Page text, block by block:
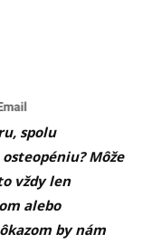
spolu
Môže
vždy len
alebo
by nám